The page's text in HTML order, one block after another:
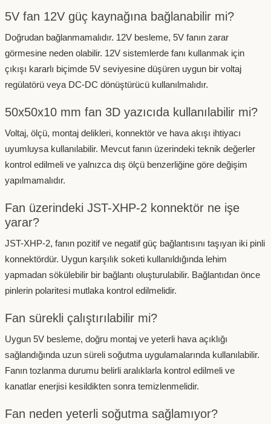
5V fan 12V güç kaynağına bağlanabilir mi?
Doğrudan bağlanmamalıdır. 12V besleme, 5V fanın zarar
görmesine neden olabilir. 12V sistemlerde fanı kullanmak için
çıkışı kararlı biçimde 5V seviyesine düşüren uygun bir voltaj
regülatörü veya DC-DC dönüştürücü kullanılmalıdır.
50x50x10 mm fan 3D yazıcıda kullanılabilir mi?
Voltaj, ölçü, montaj delikleri, konnektör ve hava akışı ihtiyacı
uyumluysa kullanılabilir. Mevcut fanın üzerindeki teknik değerler
kontrol edilmeli ve yalnızca dış ölçü benzerliğine göre değişim
yapılmamalıdır.
Fan üzerindeki JST-XHP-2 konnektör ne işe
yarar?
JST-XHP-2, fanın pozitif ve negatif güç bağlantısını taşıyan iki pinli
konnektördür. Uygun karşılık soketi kullanıldığında lehim
yapmadan sökülebilir bir bağlantı oluşturulabilir. Bağlantıdan önce
pinlerin polaritesi mutlaka kontrol edilmelidir.
Fan sürekli çalıştırılabilir mi?
Uygun 5V besleme, doğru montaj ve yeterli hava açıklığı
sağlandığında uzun süreli soğutma uygulamalarında kullanılabilir.
Fanın tozlanma durumu belirli aralıklarla kontrol edilmeli ve
kanatlar enerjisi kesildikten sonra temizlenmelidir.
Fan neden yeterli soğutma sağlamıyor?